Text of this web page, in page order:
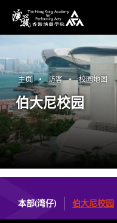
香港演艺学院
主页 访客 校园地图
伯大尼校园
本部(湾仔) 伯大尼校园